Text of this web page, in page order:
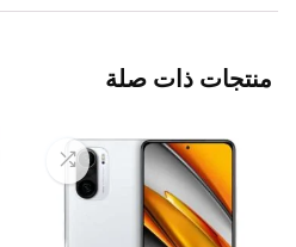
منتجات ذات صلة